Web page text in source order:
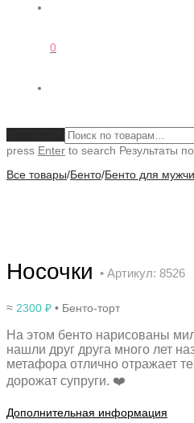
0
press Enter to search Результаты
Все товары/Бенто/Бенто для
Носочки • Артикул: 8526
≈ 2300 ₽ • Бенто-торт
На этом бенто нарисованы
нашли друг друга много лет
метафора отлично отражает
дорожат супруги. ❤️
Дополнительная информация